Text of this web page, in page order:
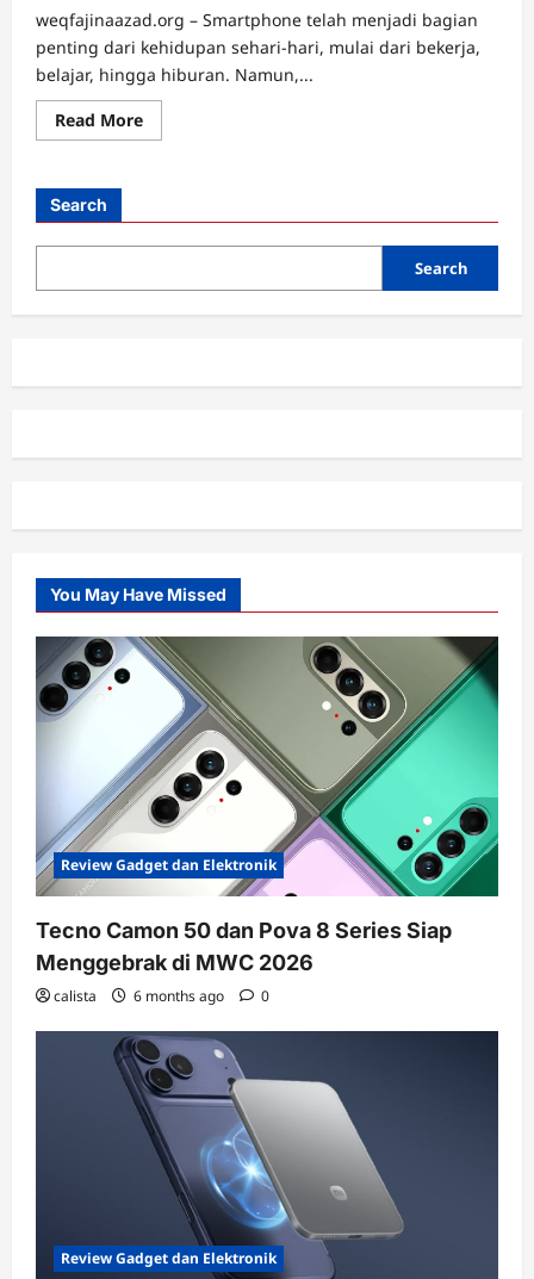
weqfajinaazad.org – Smartphone telah menjadi bagian
penting dari kehidupan sehari-hari, mulai dari bekerja,
belajar, hingga hiburan. Namun,...
Read MoreRead
more
Mengoptimalkan
Anda
Search
Search
You May Have Missed
Review Gadget dan Elektronik
Tecno Camon 50 dan Pova 8 Series Siap
Menggebrak di MWC 2026
calista 6 months ago 0
Review Gadget dan Elektronik